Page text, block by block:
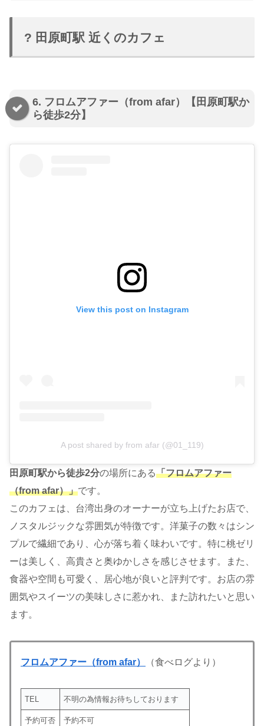
? 田原町駅 近くのカフェ
6. フロムアファー（from afar）【田原町駅か
ら徒歩2分】
View this post on Instagram
A post shared by from afar (@01_119)
田原町駅から徒歩2分の場所にある「フロムアファー
（from afar）」です。
このカフェは、台湾出身のオーナーが立ち上げたお店で、
ノスタルジックな雰囲気が特徴です。洋菓子の数々はシン
プルで繊細であり、心が落ち着く味わいです。特に桃ゼリ
ーは美しく、高貴さと奥ゆかしさを感じさせます。また、
食器や空間も可愛く、居心地が良いと評判です。お店の雰
囲気やスイーツの美味しさに惹かれ、また訪れたいと思い
ます。
フロムアファー（from afar） （食べログより）
TEL 不明の為情報お待ちしております
予約可否 予約不可